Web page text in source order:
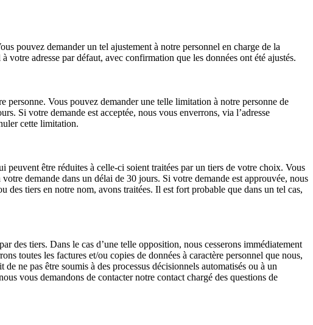
pouvez demander un tel ajustement à notre personnel en charge de la
adresse par défaut, avec confirmation que les données ont été ajustés.
Vous pouvez demander une telle limitation à notre personne de
Si votre demande est acceptée, nous vous enverrons, via l’adresse
cette limitation.
être réduites à celle-ci soient traitées par un tiers de votre choix. Vous
demande dans un délai de 30 jours. Si votre demande est approuvée, nous
des tiers en notre nom, avons traitées. Il est fort probable que dans un tel cas,
des tiers. Dans le cas d’une telle opposition, nous cesserons immédiatement
toutes les factures et/ou copies de données à caractère personnel que nous,
ne pas être soumis à des processus décisionnels automatisés ou à un
vous demandons de contacter notre contact chargé des questions de